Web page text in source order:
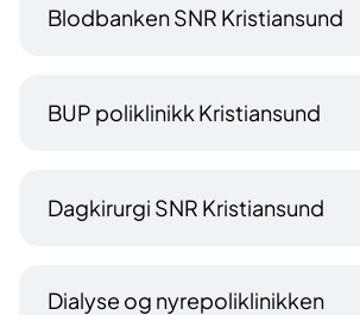
Blodbanken SNR Kristiansund
BUP poliklinikk Kristiansund
Dagkirurgi SNR Kristiansund
Dialyse og nyrepoliklinikken